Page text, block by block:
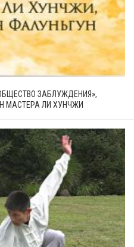
ЗАБЛУЖДЕНИЯ»,
МАСТЕРА ЛИ ХУНЧЖИ